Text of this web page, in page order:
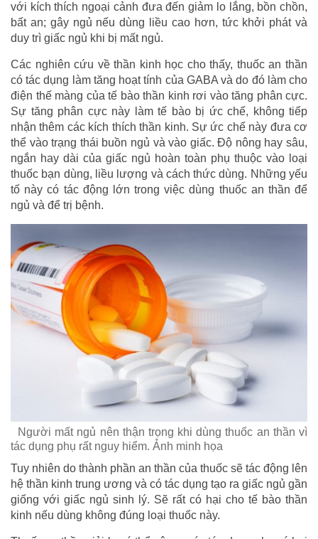
với kích thích ngoại cảnh đưa đến giảm lo lắng, bồn chồn,
bất an; gây ngủ nếu dùng liều cao hơn, tức khởi phát và
duy trì giấc ngủ khi bị mất ngủ.
Các nghiên cứu về thần kinh học cho thấy, thuốc an thần
có tác dụng làm tăng hoạt tính của GABA và do đó làm cho
điện thế màng của tế bào thần kinh rơi vào tăng phân cực.
Sự tăng phân cực này làm tế bào bị ức chế, không tiếp
nhận thêm các kích thích thần kinh. Sự ức chế này đưa cơ
thể vào trạng thái buồn ngủ và vào giấc. Độ nông hay sâu,
ngắn hay dài của giấc ngủ hoàn toàn phụ thuộc vào loại
thuốc bạn dùng, liều lượng và cách thức dùng. Những yếu
tố này có tác động lớn trong việc dùng thuốc an thần để
ngủ và để trị bệnh.
Người mất ngủ nên thận trọng khi dùng thuốc an thần vì
tác dụng phụ rất nguy hiểm. Ảnh minh họa
Tuy nhiên do thành phần an thần của thuốc sẽ tác động lên
hệ thần kinh trung ương và có tác dụng tạo ra giấc ngủ gần
giống với giấc ngủ sinh lý. Sẽ rất có hại cho tế bào thần
kinh nếu dùng không đúng loại thuốc này.